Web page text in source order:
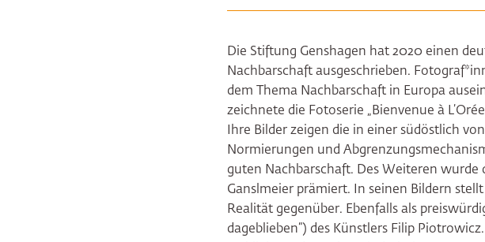
Die Stiftung Genshagen hat 2020 einen
Nachbarschaft ausgeschrieben.
dem Thema Nachbarschaft in Europa
zeichnete die Fotoserie „Bienvenue à
Ihre Bilder zeigen die in einer südöstlich
Normierungen und
guten Nachbarschaft. Des Weiteren wurde
Ganslmeier prämiert. In seinen Bildern
Realität gegenüber. Ebenfalls als
dageblieben“) des Künstlers Filip